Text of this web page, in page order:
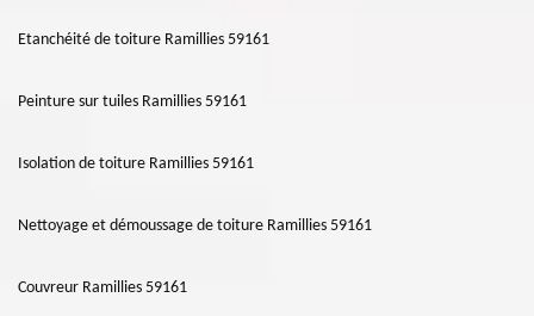
Etanchéité de toiture Ramillies 59161
Peinture sur tuiles Ramillies 59161
Isolation de toiture Ramillies 59161
Nettoyage et démoussage de toiture Ramillies 59161
Couvreur Ramillies 59161